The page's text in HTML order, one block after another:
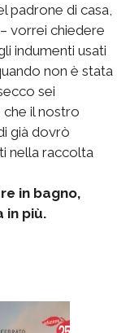
padrone di casa,
vorrei chiedere
indumenti usati
non è stata
sei
che il nostro
già dovrò
nella raccolta
in bagno,
in più.